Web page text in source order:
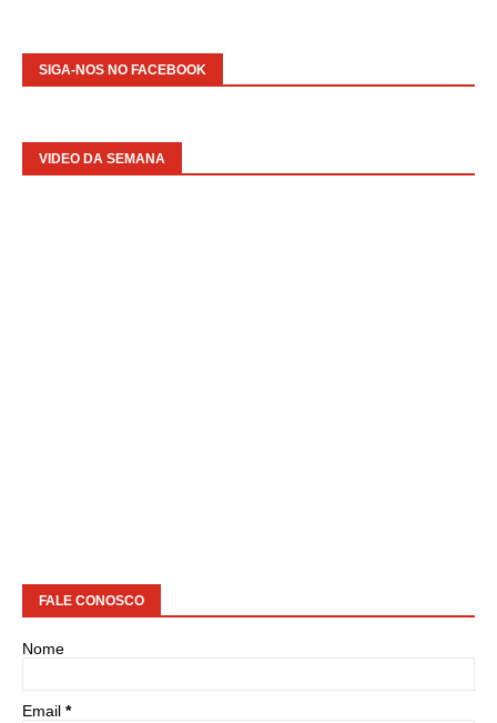
SIGA-NOS NO FACEBOOK
VIDEO DA SEMANA
FALE CONOSCO
Nome
Email *